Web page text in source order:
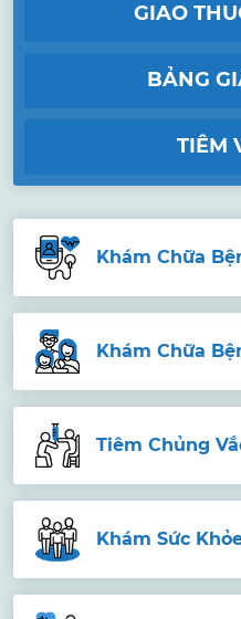
GIAO
BẢNG
TIÊM
Khám Chữa
Khám Chữa
Tiêm Chủng
Khám Sức